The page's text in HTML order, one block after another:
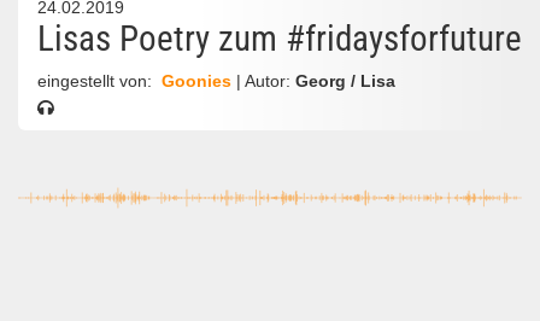
24.02.2019
Lisas Poetry zum #fridaysforfuture
eingestellt von: Goonies | Autor: Georg / Lisa